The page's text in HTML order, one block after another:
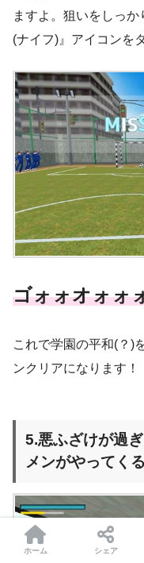
ますよ。狙いをしっ
(ナイフ)』アイコンを
ゴォォオォォ
これで学園の平和(？)
ンクリアになります！
5.悪ふざけが過
メンがやってく
ホーム シェア